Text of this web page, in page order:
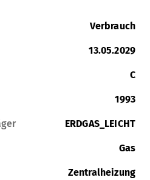
jeglicher
Alle Angaben sind
Zwischenvermittlung
finden Sie
Verbrauch
13.05.2029
C
1993
ERDGAS_LEICHT
Gas
Zentralheizung